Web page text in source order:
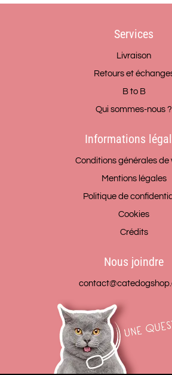
Services
Livraison
Retours et
B to B
Qui sommes-nous ?
Informations
Conditions générales de
Mentions légales
Politique de
Cookies
Crédits
Nous joindre